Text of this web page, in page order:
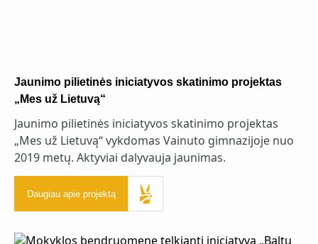
Jaunimo pilietinės iniciatyvos skatinimo projektas
„Mes už Lietuvą“
Jaunimo pilietinės iniciatyvos skatinimo projektas
„Mes už Lietuvą“ vykdomas Vainuto gimnazijoje nuo
2019 metų. Aktyviai dalyvauja jaunimas.
Daugiau apie projektą